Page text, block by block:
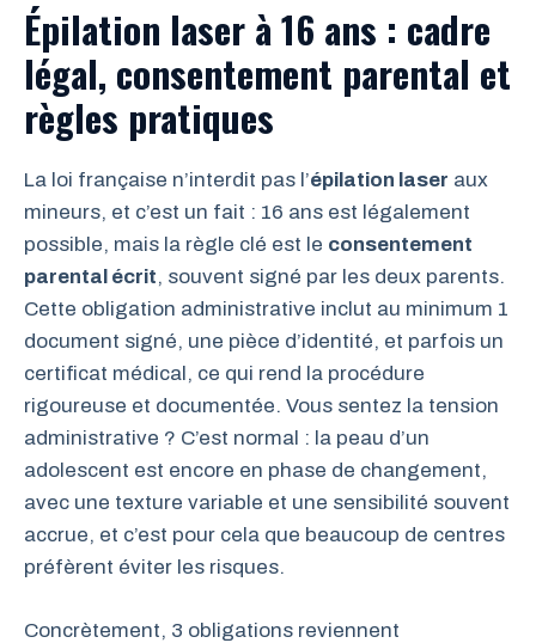
Épilation laser à 16 ans : cadre
légal, consentement parental et
règles pratiques
La loi française n’interdit pas l’épilation laser aux
mineurs, et c’est un fait : 16 ans est légalement
possible, mais la règle clé est le consentement
parental écrit, souvent signé par les deux parents.
Cette obligation administrative inclut au minimum 1
document signé, une pièce d’identité, et parfois un
certificat médical, ce qui rend la procédure
rigoureuse et documentée. Vous sentez la tension
administrative ? C’est normal : la peau d’un
adolescent est encore en phase de changement,
avec une texture variable et une sensibilité souvent
accrue, et c’est pour cela que beaucoup de centres
préfèrent éviter les risques.
Concrètement, 3 obligations reviennent